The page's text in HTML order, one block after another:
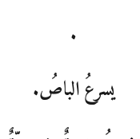
.
يسرعُ الباصُ.